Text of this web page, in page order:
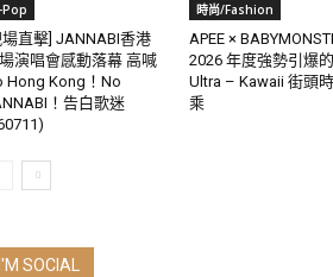
Pop
場直擊] JANNABI香港
演唱會感動落幕 高喊
Hong Kong！No
！告白歌迷
時尚/Fashion
APEE ×
2026 年度強勢引爆的
Ultra – Kawaii 街頭
乘
I'M SOCIAL